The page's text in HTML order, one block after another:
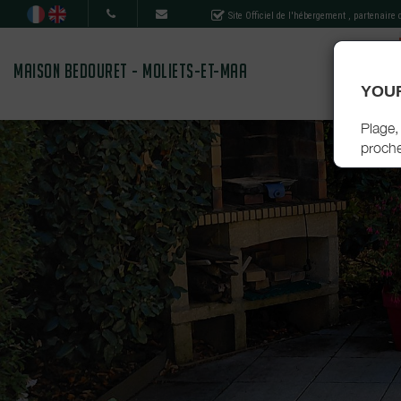
Site Officiel de l'hébergement , partenaire
MAISON BEDOURET - MOLIETS-ET-MAA